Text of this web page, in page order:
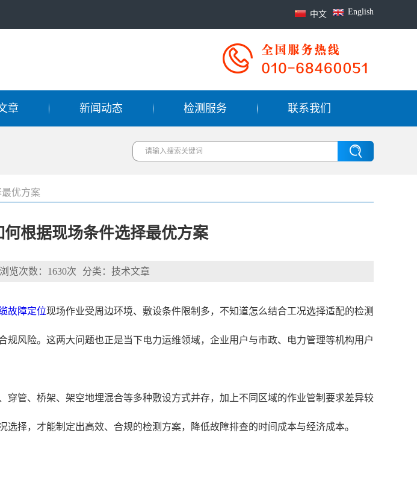
English
中文
章 新闻动态 检测服务 联系我们
优方案
根据现场条件选择最优方案
浏览次数：1630次 分类：技术文章
故障定位现场作业受周边环境、敷设条件限制多，不知道怎么结合工况选择适配的检测
风险。这两大问题也正是当下电力运维领域，企业用户与市政、电力管理等机构用户
管、桥架、架空地埋混合等多种敷设方式并存，加上不同区域的作业管制要求差异较
择，才能制定出高效、合规的检测方案，降低故障排查的时间成本与经济成本。